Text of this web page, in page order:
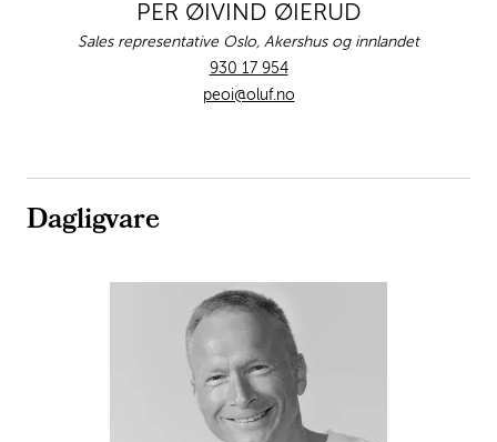
PER ØIVIND ØIERUD
Sales representative Oslo, Akershus og innlandet
930 17 954
peoi@oluf.no
Dagligvare